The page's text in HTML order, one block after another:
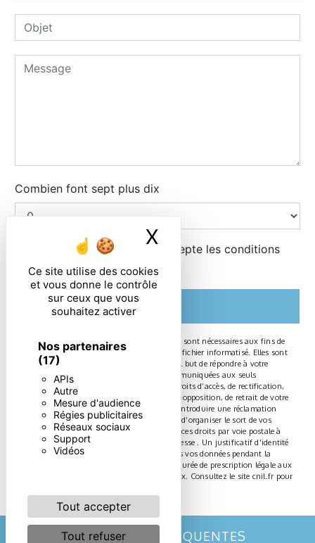
Ce site utilise des cookies
et vous donne le contrôle
sur ceux que vous
souhaitez activer
Nos partenaires
(17)
APIs
Autre
Mesure d'audience
Régies publicitaires
Réseaux sociaux
Support
Vidéos
Tout accepter
Tout refuser
X Masquer le
Combien font sept plus dix
En cochant cette case, j'accepte les conditions
particulières ci-dessous **
ENVOYER
** Les données personnelles communiquées sont nécessaires aux fins de
vous contacter et sont enregistrées dans un fichier informatisé. Elles sont
destinées à et ses sous-traitants dans le seul but de répondre à votre
message. Les données collectées seront communiquées aux seuls
destinataires suivants: . Vous disposez de droits d’accès, de rectification,
d’effacement, de portabilité, de limitation, d’opposition, de retrait de votre
consentement à tout moment et du droit d’introduire une réclamation
auprès d’une autorité de contrôle, ainsi que d’organiser le sort de vos
données post-mortem. Vous pouvez exercer ces droits par voie postale à
l'adresse ou par courrier électronique à l'adresse . Un justificatif d'identité
pourra vous être demandé. Nous conservons vos données pendant la
période de prise de contact puis pendant la durée de prescription légale aux
fins probatoires et de gestion des contentieux. Consultez le site cnil.fr pour
RECHERCHES FRÉQUENTES